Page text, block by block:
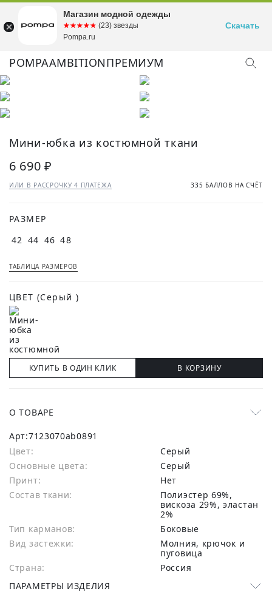
POMPAAMBITIONПРЕМИУМ
КУПИТЬ ОБРАЗ
Мини-юбка из костюмной ткани
6 690 ₽
ИЛИ В РАССРОЧКУ 4 ПЛАТЕЖА 335 БАЛЛОВ НА СЧЁТ
РАЗМЕР
42 44 46 48
ТАБЛИЦА РАЗМЕРОВ
ЦВЕТ (Серый )
КУПИТЬ В ОДИН КЛИК В КОРЗИНУ
О ТОВАРЕ
Арт:7123070ab0891
Цвет:
Серый
Основные цвета:
серый
Принт:
Нет
Состав ткани:
полиэстер 69%,
вискоза 29%, эластан
2%
Тип карманов:
Боковые
Вид застежки:
Молния, крючок и
пуговица
Страна:
Россия
ПАРАМЕТРЫ ИЗДЕЛИЯ
Магазин модной одежды
☆☆☆☆☆
★★★★★ (23) звезды
Pompa.ru
Скачать